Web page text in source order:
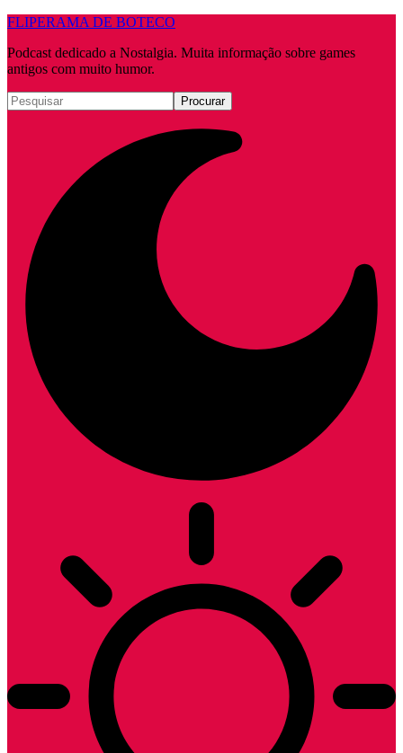
FLIPERAMA DE BOTECO
Podcast dedicado a Nostalgia. Muita informação sobre games
antigos com muito humor.